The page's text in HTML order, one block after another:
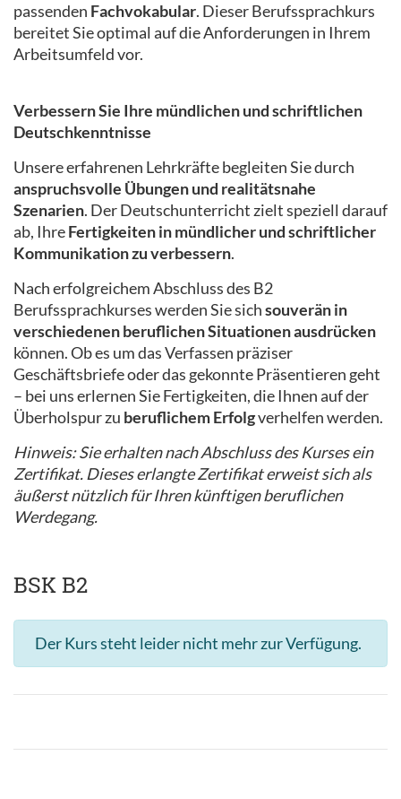
passenden Fachvokabular. Dieser Berufssprachkurs
bereitet Sie optimal auf die Anforderungen in Ihrem
Arbeitsumfeld vor.
Verbessern Sie Ihre mündlichen und schriftlichen
Deutschkenntnisse
Unsere erfahrenen Lehrkräfte begleiten Sie durch
anspruchsvolle Übungen und realitätsnahe
Szenarien. Der Deutschunterricht zielt speziell darauf
ab, IhreFertigkeiten in mündlicher und schriftlicher
Kommunikation zu verbessern.
Nach erfolgreichem Abschluss des B2
Berufssprachkurses werden Sie sichsouverän in
verschiedenen beruflichen Situationen ausdrücken
können. Ob es um das Verfassen präziser
Geschäftsbriefe oder das gekonnte Präsentieren geht
– bei uns erlernen Sie Fertigkeiten, die Ihnen auf der
Überholspur zu beruflichem Erfolgverhelfen werden.
Hinweis: Sie erhalten nach Abschluss des Kurses ein
Zertifikat. Dieses erlangte Zertifikat erweist sich als
äußerst nützlich für Ihren künftigen beruflichen
Werdegang.
BSK B2
Der Kurs steht leider nicht mehr zur Verfügung.